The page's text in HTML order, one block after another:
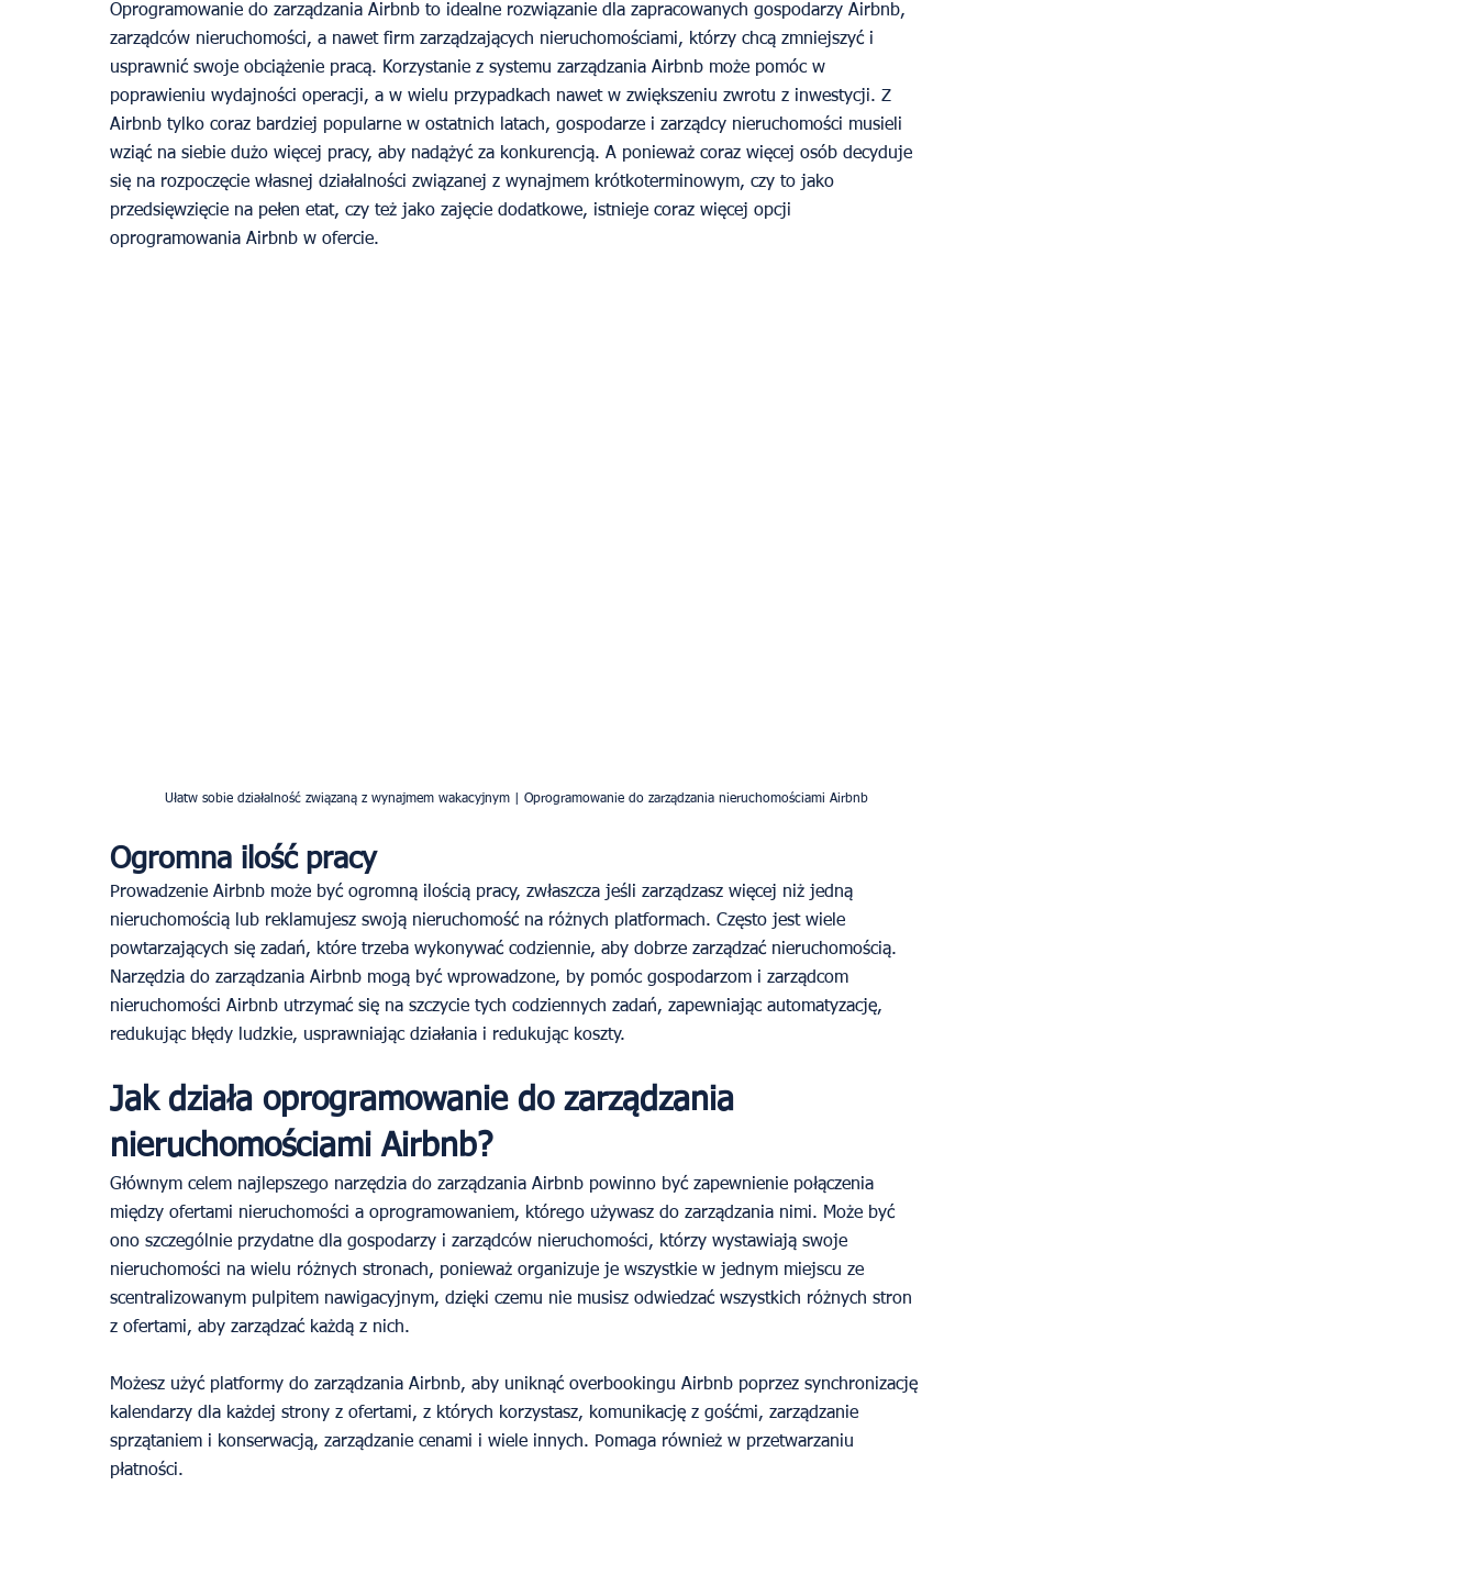
Oprogramowanie do zarządzania Airbnb to idealne rozwiązanie dla zapracowanych gospodarzy Airbnb,
zarządców nieruchomości, a nawet firm zarządzających nieruchomościami, którzy chcą zmniejszyć i
usprawnić swoje obciążenie pracą. Korzystanie z systemu zarządzania Airbnb może pomóc w
poprawieniu wydajności operacji, a w wielu przypadkach nawet w zwiększeniu zwrotu z inwestycji. Z
Airbnb tylko coraz bardziej popularne w ostatnich latach, gospodarze i zarządcy nieruchomości musieli
wziąć na siebie dużo więcej pracy, aby nadążyć za konkurencją. A ponieważ coraz więcej osób decyduje
się na rozpoczęcie własnej działalności związanej z wynajmem krótkoterminowym, czy to jako
przedsięwzięcie na pełen etat, czy też jako zajęcie dodatkowe, istnieje coraz więcej opcji
oprogramowania Airbnb w ofercie.
Ułatw sobie działalność związaną z wynajmem wakacyjnym | Oprogramowanie do zarządzania nieruchomościami Airbnb
Ogromna ilość pracy
Prowadzenie Airbnb może być ogromną ilością pracy, zwłaszcza jeśli zarządzasz więcej niż jedną
nieruchomością lub reklamujesz swoją nieruchomość na różnych platformach. Często jest wiele
powtarzających się zadań, które trzeba wykonywać codziennie, aby dobrze zarządzać nieruchomością.
Narzędzia do zarządzania Airbnb mogą być wprowadzone, by pomóc gospodarzom i zarządcom
nieruchomości Airbnb utrzymać się na szczycie tych codziennych zadań, zapewniając automatyzację,
redukując błędy ludzkie, usprawniając działania i redukując koszty.
Jak działa oprogramowanie do zarządzania
nieruchomościami Airbnb?
Głównym celem najlepszego narzędzia do zarządzania Airbnb powinno być zapewnienie połączenia
między ofertami nieruchomości a oprogramowaniem, którego używasz do zarządzania nimi. Może być
ono szczególnie przydatne dla gospodarzy i zarządców nieruchomości, którzy wystawiają swoje
nieruchomości na wielu różnych stronach, ponieważ organizuje je wszystkie w jednym miejscu ze
scentralizowanym pulpitem nawigacyjnym, dzięki czemu nie musisz odwiedzać wszystkich różnych stron
z ofertami, aby zarządzać każdą z nich.
Możesz użyć platformy do zarządzania Airbnb, aby uniknąć overbookingu Airbnb poprzez synchronizację
kalendarzy dla każdej strony z ofertami, z których korzystasz, komunikację z gośćmi, zarządzanie
sprzątaniem i konserwacją, zarządzanie cenami i wiele innych. Pomaga również w przetwarzaniu
płatności.